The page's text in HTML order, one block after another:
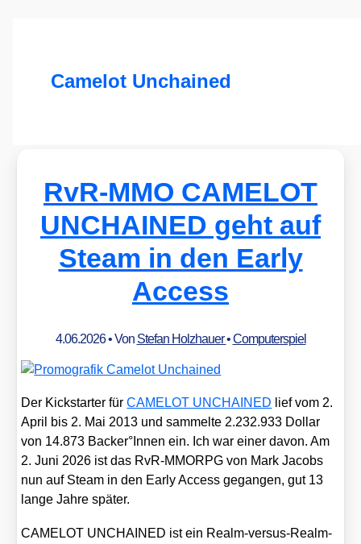
Camelot Unchained
RvR-MMO CAMELOT
UNCHAINED geht auf
Steam in den Early
Access
4.06.2026• Von Stefan Holzhauer•Computerspiel
Der Kick­star­ter fürCAMELOT UNCHAINED lief vom 2.
April bis 2. Mai 2013 und sam­mel­te 2.232.933 Dol­lar
von 14.873 Backer°Innen ein. Ich war einer davon. Am
2. Juni 2026 ist das RvR-MMORPG von Mark Jacobs
nun auf Steam in den Ear­ly Access gegan­gen, gut 13
lan­ge Jah­re spä­ter.
CAMELOT UNCHAINED ist ein Realm-ver­sus-Realm-